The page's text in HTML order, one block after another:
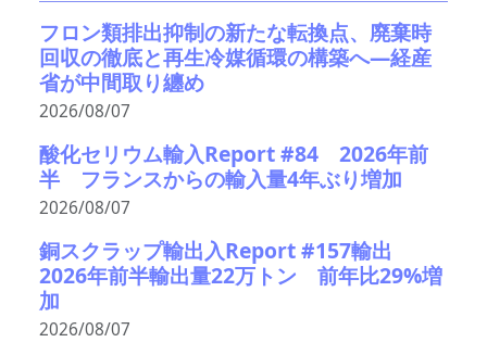
フロン類排出抑制の新たな転換点、廃棄時
回収の徹底と再生冷媒循環の構築へ―経産
省が中間取り纏め
2026/08/07
酸化セリウム輸入Report #84 2026年前
半 フランスからの輸入量4年ぶり増加
2026/08/07
銅スクラップ輸出入Report #157輸出
2026年前半輸出量22万トン 前年比29%増
加
2026/08/07